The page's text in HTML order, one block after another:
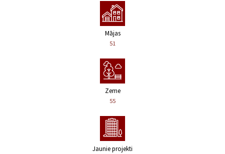
Mājas
51
Zeme
55
Jaunie projekti